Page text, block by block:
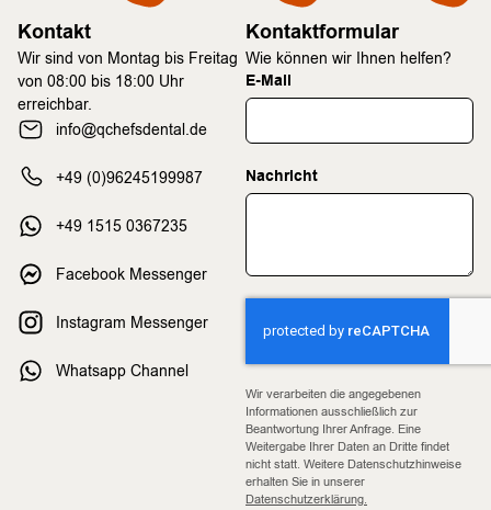
Kontakt
Wir sind von Montag bis Freitag
von 08:00 bis 18:00 Uhr
erreichbar.
info@qchefsdental.de
+49 (0)96245199987
+49 1515 0367235
Facebook Messenger
Instagram Messenger
Whatsapp Channel
Kontaktformular
Wie können wir Ihnen helfen?
E-Mail
Nachricht
Wir verarbeiten die angegebenen
Informationen ausschließlich zur
Beantwortung Ihrer Anfrage. Eine
Weitergabe Ihrer Daten an Dritte findet
nicht statt. Weitere Datenschutzhinweise
erhalten Sie in unserer
Datenschutzerklärung.